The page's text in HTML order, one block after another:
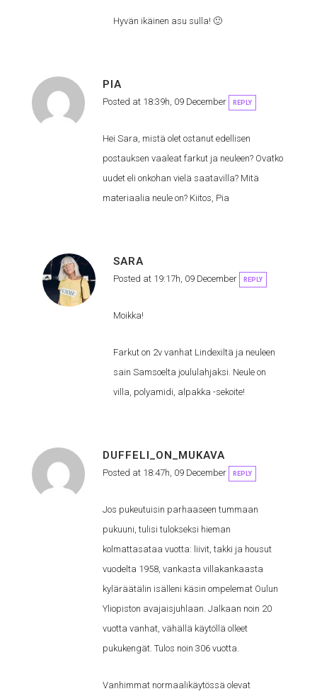
Hyvän ikäinen asu sulla! 🙂
PIA
Posted at 18:39h, 09 December REPLY
Hei Sara, mistä olet ostanut edellisen
postauksen vaaleat farkut ja neuleen? Ovatko
uudet eli onkohan vielä saatavilla? Mitä
materiaalia neule on? Kiitos, Pia
SARA
Posted at 19:17h, 09 December REPLY
Moikka!
Farkut on 2v vanhat Lindexiltä ja neuleen
sain Samsoelta joululahjaksi. Neule on
villa, polyamidi, alpakka -sekoite!
DUFFELI_ON_MUKAVA
Posted at 18:47h, 09 December REPLY
Jos pukeutuisin parhaaseen tummaan
pukuuni, tulisi tulokseksi hieman
kolmattasataa vuotta: liivit, takki ja housut
vuodelta 1958, vankasta villakankaasta
kyläräätälin isälleni käsin ompelemat Oulun
Yliopiston avajaisjuhlaan. Jalkaan noin 20
vuotta vanhat, vähällä käytöllä olleet
pukukengät. Tulos noin 306 vuotta.
Vanhimmat normaalikäytössä olevat